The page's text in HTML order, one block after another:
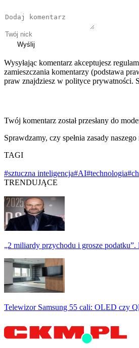
Wyślij
Wysyłając komentarz akceptujesz
zamieszczania komentarzy (podstawa
praw znajdziesz w polityce prywatności.
Twój komentarz został przesłany do
Sprawdzamy, czy spełnia zasady
TAGI
#sztuczna inteligencja#AI#technologia
TRENDUJĄCE
„2 miliardy przychodu i grosze
Telewizor Samsung 55 cali: OLED czy